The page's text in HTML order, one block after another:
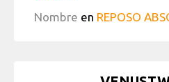
Nombre en REPOSO